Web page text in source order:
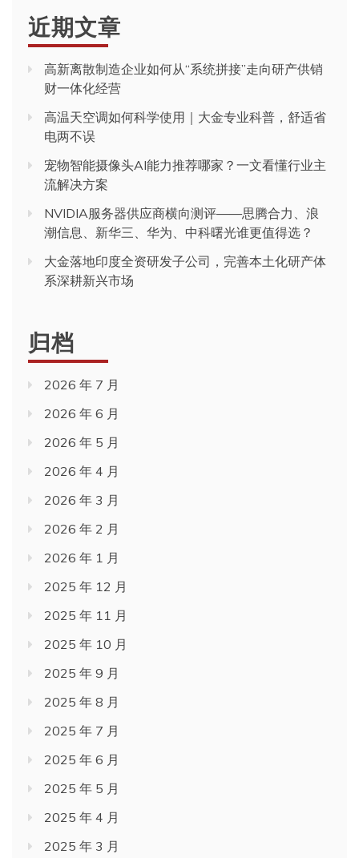
近期文章
高新离散制造企业如何从“系统拼接”走向研产供销
财一体化经营
高温天空调如何科学使用｜大金专业科普，舒适省
电两不误
宠物智能摄像头AI能力推荐哪家？一文看懂行业主
流解决方案
NVIDIA服务器供应商横向测评——思腾合力、浪
潮信息、新华三、华为、中科曙光谁更值得选？
大金落地印度全资研发子公司，完善本土化研产体
系深耕新兴市场
归档
2026 年 7 月
2026 年 6 月
2026 年 5 月
2026 年 4 月
2026 年 3 月
2026 年 2 月
2026 年 1 月
2025 年 12 月
2025 年 11 月
2025 年 10 月
2025 年 9 月
2025 年 8 月
2025 年 7 月
2025 年 6 月
2025 年 5 月
2025 年 4 月
2025 年 3 月